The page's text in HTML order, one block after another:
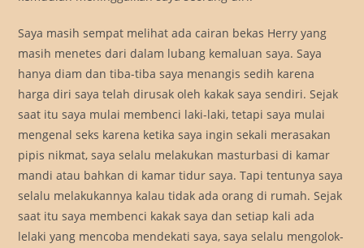
Saya masih sempat melihat ada cairan bekas Herry yang
masih menetes dari dalam lubang kemaluan saya. Saya
hanya diam dan tiba-tiba saya menangis sedih karena
harga diri saya telah dirusak oleh kakak saya sendiri. Sejak
saat itu saya mulai membenci laki-laki, tetapi saya mulai
mengenal seks karena ketika saya ingin sekali merasakan
pipis nikmat, saya selalu melakukan masturbasi di kamar
mandi atau bahkan di kamar tidur saya. Tapi tentunya saya
selalu melakukannya kalau tidak ada orang di rumah. Sejak
saat itu saya membenci kakak saya dan setiap kali ada
lelaki yang mencoba mendekati saya, saya selalu mengolok-